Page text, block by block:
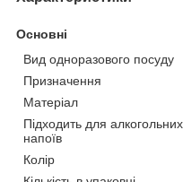
Основні
Вид одноразового посуду
Призначення
Матеріал
Підходить для алкогольних
напоїв
Колір